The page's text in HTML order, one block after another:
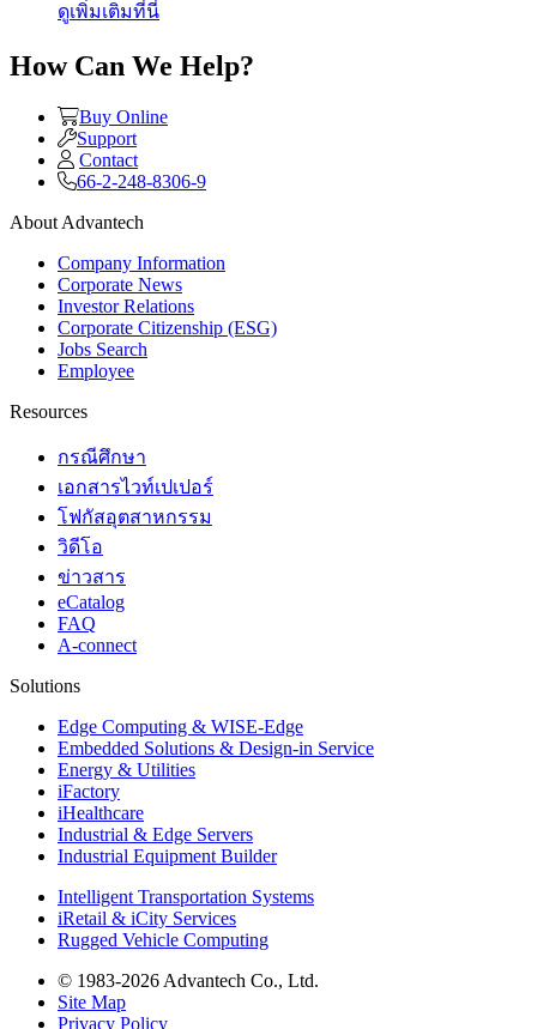
ดูเพิ่มเติมที่นี่
How Can We Help?
Buy Online
Support
Contact
66-2-248-8306-9
About Advantech
Company Information
Corporate News
Investor Relations
Corporate Citizenship (ESG)
Jobs Search
Employee
Resources
กรณีศึกษา
เอกสารไวท์เปเปอร์
โฟกัสอุตสาหกรรม
วิดีโอ
ข่าวสาร
eCatalog
FAQ
A-connect
Solutions
Edge Computing & WISE-Edge
Embedded Solutions & Design-in Service
Energy & Utilities
iFactory
iHealthcare
Industrial & Edge Servers
Industrial Equipment Builder
Intelligent Transportation Systems
iRetail & iCity Services
Rugged Vehicle Computing
© 1983-2026 Advantech Co., Ltd.
Site Map
Privacy Policy